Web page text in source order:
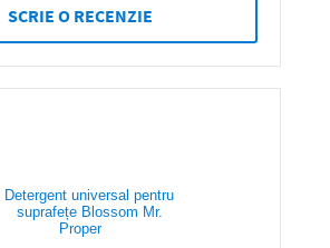
SCRIE O RECENZIE